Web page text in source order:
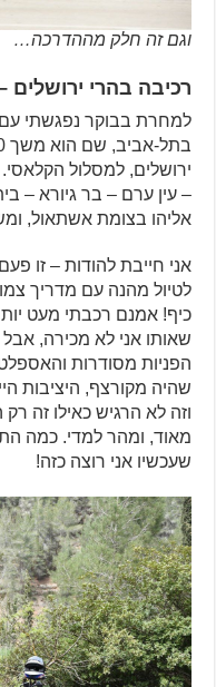
וגם זה חלק מההדרכה…
רכיבה בהרי ירושלים
למחרת בבוקר נפגשתי עם
ירושלים, למסלול
– עין ערם – בר גיורא –
אליהו בצומת אשתאול,
אני חייבת להודות – זו
לטיול מהנה עם מדריך
כיף! אמנם רכבתי מעט
שאותו אני לא מכירה,
הפניות מסודרות
שהיה מקורצף, היציבות
וזה לא הרגיש כאילו זה
שעכשיו אני רוצה כזה!